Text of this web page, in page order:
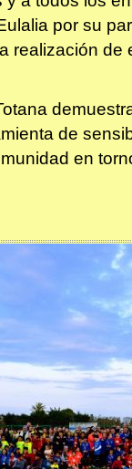
por su
realización
de
en